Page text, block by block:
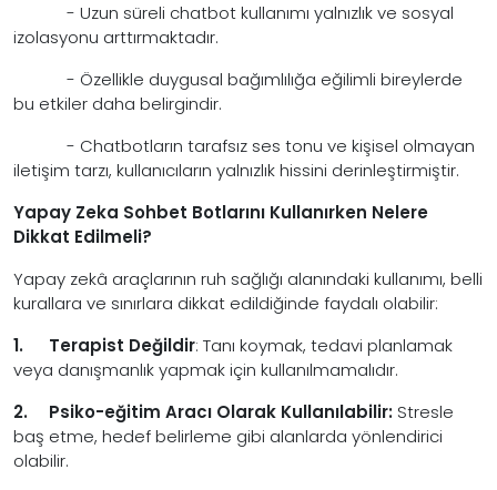
- Uzun süreli chatbot kullanımı yalnızlık ve sosyal
izolasyonu arttırmaktadır.
- Özellikle duygusal bağımlılığa eğilimli bireylerde
bu etkiler daha belirgindir.
- Chatbotların tarafsız ses tonu ve kişisel olmayan
iletişim tarzı, kullanıcıların yalnızlık hissini derinleştirmiştir.
Yapay Zeka Sohbet Botlarını Kullanırken Nelere
Dikkat Edilmeli?
Yapay zekâ araçlarının ruh sağlığı alanındaki kullanımı, belli
kurallara ve sınırlara dikkat edildiğinde faydalı olabilir:
1.
Terapist Değildir: Tanı koymak, tedavi planlamak
veya danışmanlık yapmak için kullanılmamalıdır.
2.
Psiko-eğitim Aracı Olarak Kullanılabilir: Stresle
baş etme, hedef belirleme gibi alanlarda yönlendirici
olabilir.